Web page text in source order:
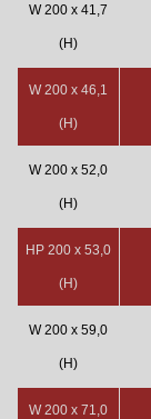
W 200 x 41,7
(H)
W 200 x 46,1
(H)
W 200 x 52,0
(H)
HP 200 x 53,0
(H)
W 200 x 59,0
(H)
W 200 x 71,0